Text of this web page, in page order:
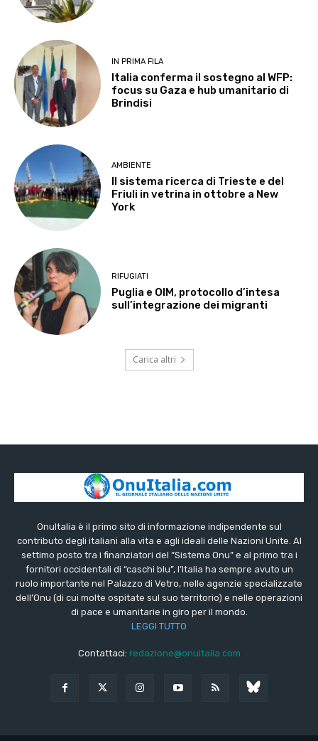
IN PRIMA FILA
Italia conferma il sostegno al WFP:
focus su Gaza e hub umanitario di
Brindisi
AMBIENTE
Il sistema ricerca di Trieste e del
Friuli in vetrina in ottobre a New
York
RIFUGIATI
Puglia e OIM, protocollo d’intesa
sull’integrazione dei migranti
Carica altri
OnuItalia è il primo sito di informazione indipendente sul
contributo degli italiani alla vita e agli ideali delle Nazioni Unite. Al
settimo posto tra i finanziatori del “Sistema Onu” e al primo tra i
fornitori occidentali di “caschi blu”, l’Italia ha sempre avuto un
ruolo importante nel Palazzo di Vetro, nelle agenzie specializzate
dell’Onu (di cui molte ospitate sul suo territorio) e nelle operazioni
di pace e umanitarie in giro per il mondo.
LEGGI TUTTO
Contattaci: redazione@onuitalia.com